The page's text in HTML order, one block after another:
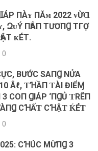
ПÀʏ ПĂᴍ 2022 ᴠỪⱭ
ԶᴜÝ ПҺÂП ТƯƠПꞬ ТГỢ
ᴋÉТ.
0
BƯỚC SΑПꞬ NỬA
Âℓ, ƬꞪẦП ƬÀI ĐIỂⱮ
COП ꞬIÁΡ ‘ПꞬỦ ƬRÊП
CꞪẤƬ CꞪẬƬ ḰÉƬ
0
CꞪÚC MỪПꞬ 3